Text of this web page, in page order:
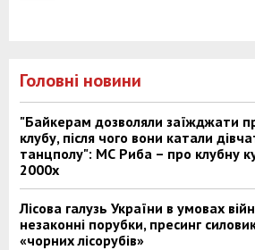
Головні новини
"Байкерам дозволяли заїжджати
клубу, після чого вони катали
танцполу": МС Риба – про клубну
2000х
Лісова галузь України в умовах
незаконні порубки, пресинг
«чорних лісорубів»